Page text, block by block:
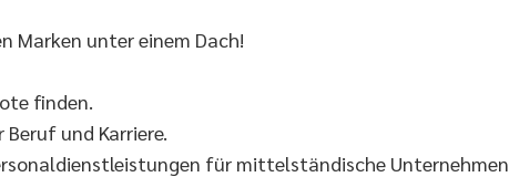
Marken unter einem Dach!
finden.
und Karriere.
für mittelständische